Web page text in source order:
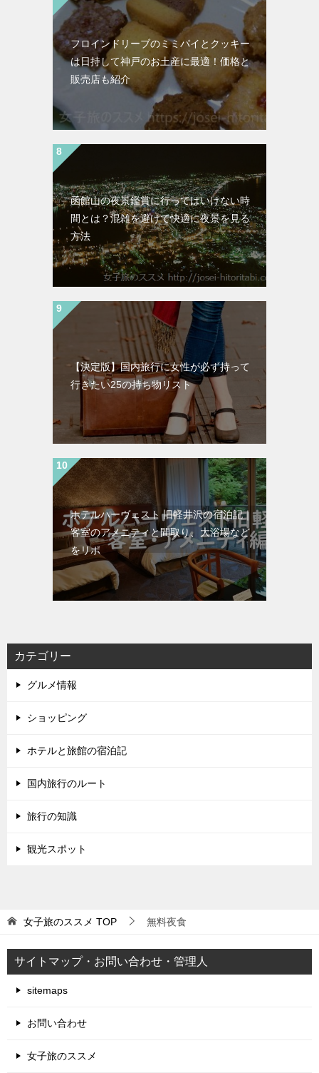
フロインドリーブのミミパイとクッキー
は日持して神戸のお土産に最適！価格と
販売店も紹介
函館山の夜景鑑賞に行ってはいけない時
間とは？混雑を避けて快適に夜景を見る
方法
【決定版】国内旅行に女性が必ず持って
行きたい25の持ち物リスト
ホテルハーヴェスト 旧軽井沢の宿泊記｜
客室のアメニティと間取り、大浴場など
をリポ
カテゴリー
グルメ情報
ショッピング
ホテルと旅館の宿泊記
国内旅行のルート
旅行の知識
観光スポット
女子旅のススメ TOP 無料夜食
サイトマップ・お問い合わせ・管理人
sitemaps
お問い合わせ
女子旅のススメ